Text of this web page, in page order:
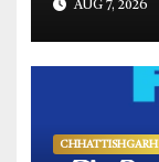
AUG 7, 2026
CHHATTISHGARH